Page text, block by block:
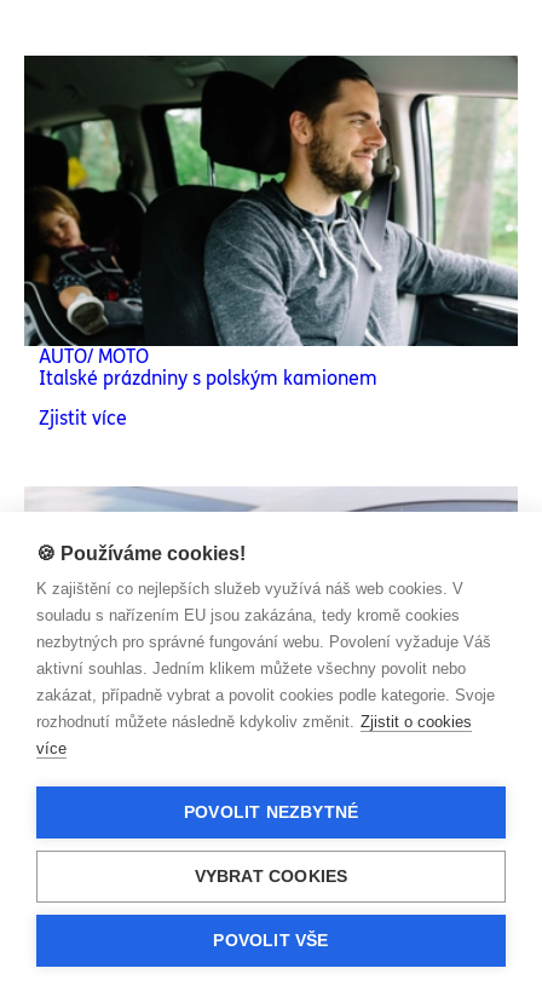
AUTO/ MOTO
Italské prázdniny s polským kamionem
Zjistit více
AUTO/ MOTO
Zjistit více
🍪 Používáme cookies!
K zajištění co nejlepších služeb využívá náš web cookies. V
souladu s nařízením EU jsou zakázána, tedy kromě cookies
nezbytných pro správné fungování webu. Povolení vyžaduje Váš
aktivní souhlas. Jedním klikem můžete všechny povolit nebo
zakázat, případně vybrat a povolit cookies podle kategorie. Svoje
rozhodnutí můžete následně kdykoliv změnit. Zjistit o cookies
více
POVOLIT NEZBYTNÉ
VYBRAT COOKIES
POVOLIT VŠE